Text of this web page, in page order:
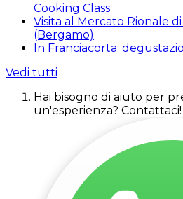
Cooking Class
Visita al Mercato Rionale
(Bergamo)
In Franciacorta:
Vedi tutti
Hai bisogno di aiuto per
un'esperienza? Contattaci!